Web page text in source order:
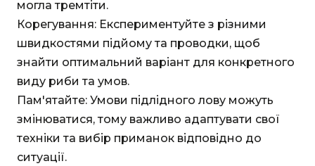
могла тремтіти.
Корегування: Експериментуйте з різними
швидкостями підйому та проводки, щоб
знайти оптимальний варіант для конкретного
виду риби та умов.
Пам'ятайте: Умови підлідного лову можуть
змінюватися, тому важливо адаптувати свої
техніки та вибір приманок відповідно до
ситуації.